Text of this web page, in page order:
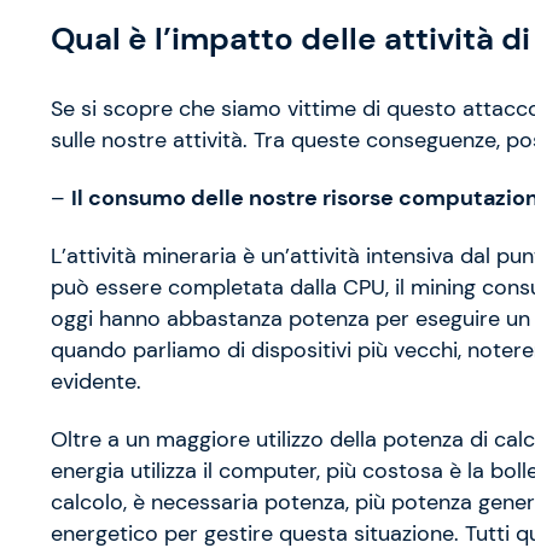
Qual è l’impatto delle attività
Se si scopre che siamo vittime di questo
sulle nostre attività. Tra queste conseguenze,
– Il consumo delle nostre risorse
L’attività mineraria è un’attività intensiva dal
può essere completata dalla CPU, il mining
oggi hanno abbastanza potenza per eseguire
quando parliamo di dispositivi più vecchi,
evidente.
Oltre a un maggiore utilizzo della potenza di
energia utilizza il computer, più costosa è la
calcolo, è necessaria potenza, più potenza
energetico per gestire questa situazione. Tutti